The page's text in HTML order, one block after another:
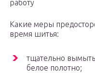
работу
Какие меры
время шитья:
тщательно
белое полотно;